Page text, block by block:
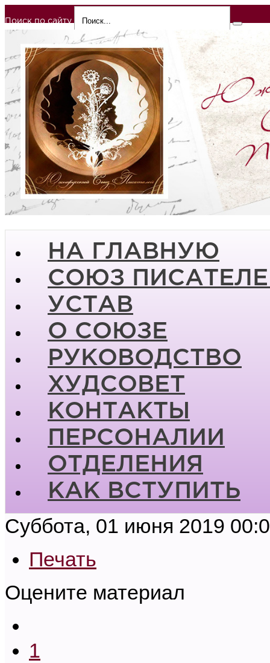
Поиск по сайту
НА ГЛАВНУЮ
СОЮЗ
УСТАВ
О СОЮЗЕ
РУКОВОДСТВО
ХУДСОВЕТ
КОНТАКТЫ
ПЕРСОНАЛИИ
ОТДЕЛЕНИЯ
КАК ВСТУПИТЬ
Суббота, 01 июня 2019
Печать
Оцените материал
1